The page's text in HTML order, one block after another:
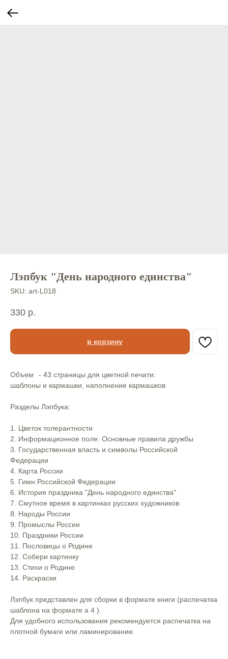
Лэпбук "День народного единства"
SKU: art-L018
330 р.
в корзину
Объем⠀- 43 страницы для цветной печати:⠀⠀
шаблоны и кармашки, наполнение кармашков ⠀⠀⠀
Разделы Лэпбука:⠀
1. Цветок толерантности⠀⠀
2. Информационное поле. Основные правила дружбы⠀
3. Государственная власть и символы Российской
Федерации⠀
4. Карта России⠀
5. Гимн Российской Федерации⠀
6. История праздника "День народного единства"⠀
7. Смутное время в картинках русских художников⠀
8. Народы России⠀
9. Промыслы России⠀
10. Праздники России⠀
11. Пословицы о Родине⠀
12. Собери картинку⠀
13. Стихи о Родине⠀
14. Раскраски⠀
Лэпбук представлен для сборки в формате книги (распечатка
шаблона на формате а 4 ). ⠀
Для удобного использования рекомендуется распечатка на
плотной бумаге или ламинирование.⠀